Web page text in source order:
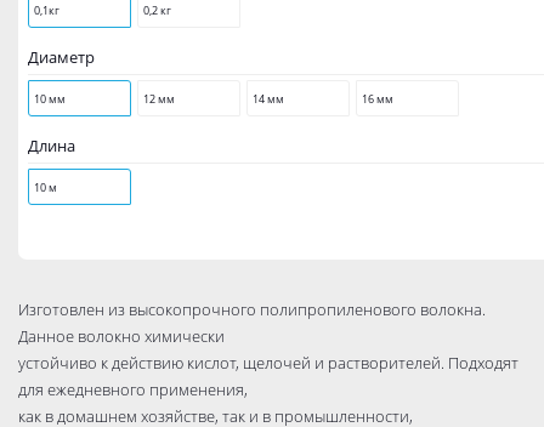
0,1кг 0,2 кг
Диаметр
10 мм 12 мм 14 мм 16 мм
Длина
10 м
Изготовлен из высокопрочного полипропиленового волокна.
Данное волокно химически
устойчиво к действию кислот, щелочей и растворителей. Подходят
для ежедневного применения,
как в домашнем хозяйстве, так и в промышленности,